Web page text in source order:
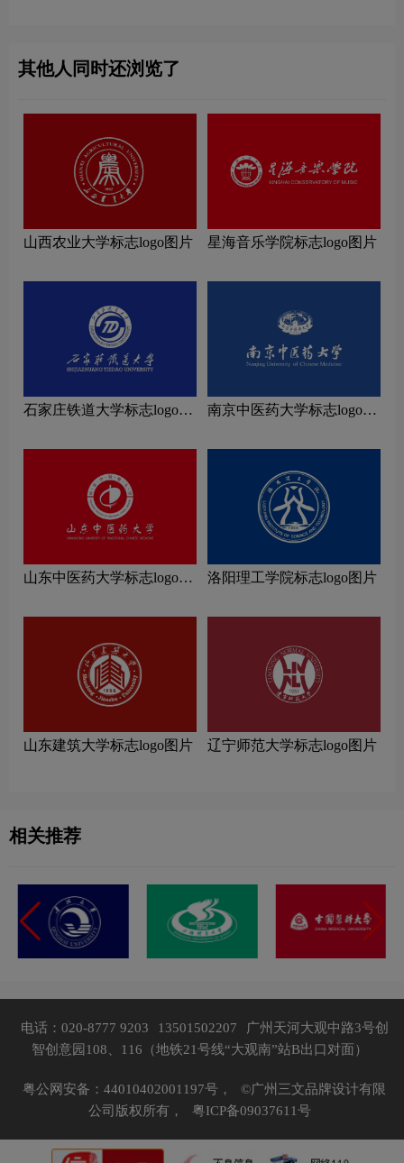
其他人同时还浏览了
山西农业大学标志logo图片 星海音乐学院标志logo图片
石家庄铁道大学标志logo图
南京中医药大学标志logo图
山东中医药大学标志logo图
洛阳理工学院标志logo图片
山东建筑大学标志logo图片 辽宁师范大学标志logo图片
相关推荐
电话：020-8777 9203 13501502207
广州天河大观中路3号创
智创意园108、116（地铁21号线“大观南”站B出口对面）
粤公网安备：44010402001197号，
©广州三文品牌设计有限
公司版权所有，
粤ICP备09037611号